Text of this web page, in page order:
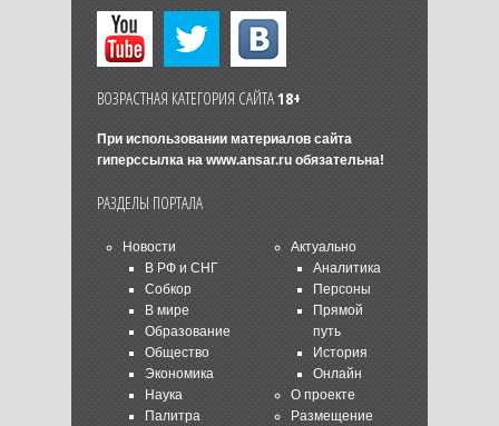
ВОЗРАСТНАЯ КАТЕГОРИЯ САЙТА18+
При использовании материалов сайта
гиперссылка на www.ansar.ruобязательна!
РАЗДЕЛЫ ПОРТАЛА
Новости
В РФ и СНГ
Собкор
В мире
Образование
Общество
Экономика
Наука
Палитра
Актуально
Аналитика
Персоны
Прямой
путь
История
Онлайн
О проекте
Размещение